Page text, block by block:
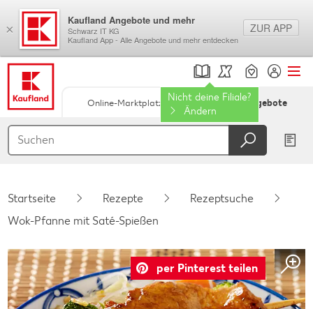
Hauptinhalt
Schwebender Seitenbereich
Nicht deine Filiale?
Ändern
Online-Marktplatz Filial-Angebote
Startseite Rezepte
Rezeptsuche
Wok-Pfanne mit Saté-Spießen
per Pinterest teilen
×
Kaufland Angebote und mehr
Schwarz IT KG
Kaufland App - Alle Angebote und mehr entdecken
ZUR APP